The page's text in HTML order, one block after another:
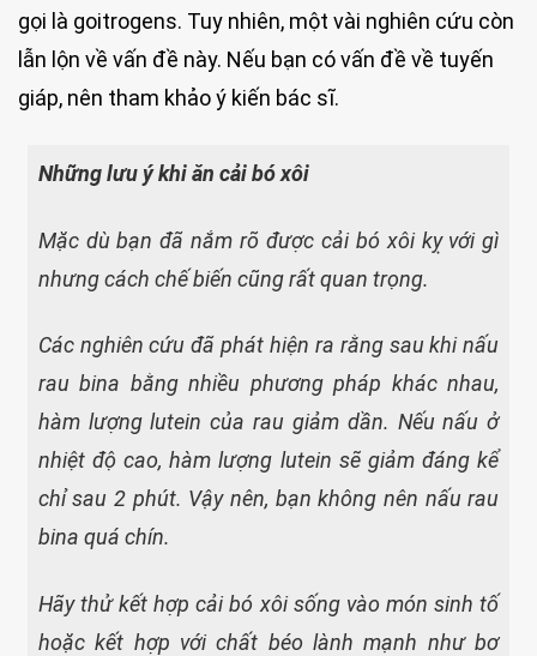
gọi là goitrogens. Tuy nhiên, một vài nghiên cứu còn
lẫn lộn về vấn đề này. Nếu bạn có vấn đề về tuyến
giáp, nên tham khảo ý kiến bác sĩ.
Những lưu ý khi ăn cải bó xôi
Mặc dù bạn đã nắm rõ được cải bó xôi kỵ với gì
nhưng cách chế biến cũng rất quan trọng.
Các nghiên cứu đã phát hiện ra rằng sau khi nấu
rau bina bằng nhiều phương pháp khác nhau,
hàm lượng lutein của rau giảm dần. Nếu nấu ở
nhiệt độ cao, hàm lượng lutein sẽ giảm đáng kể
chỉ sau 2 phút. Vậy nên, bạn không nên nấu rau
bina quá chín.
Hãy thử kết hợp cải bó xôi sống vào món sinh tố
hoặc kết hợp với chất béo lành mạnh như bơ